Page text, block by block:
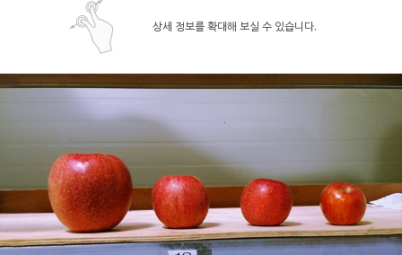
상세 정보를 확대해 보실 수 있습니다.